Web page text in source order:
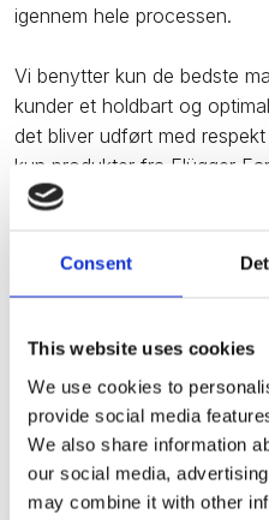
Consent
This website uses cookies
We use cookies to
provide social media
We also share information
our social media,
may combine it with other
igennem hele processen.
​Vi benytter kun de bedste
kunder et holdbart og
det bliver udført med
kun produkter fra Flügger
Uanset om du skal have
eller blot have malet din
Kontakt os i dag på telefon
91for et uforpligtende og
også skrive til e-mail
udfylde vores